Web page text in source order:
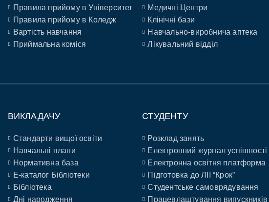
Правила прийому в Університет
Правила прийому в Коледж
Вартість навчання
Приймальна коміся
Медичні Центри
Клінічні бази
Навчально-виробнича аптека
Лікувальний відділ
ВИКЛАДАЧУ
Стандарти вищої освіти
Навчальні плани
Нормативна база
E-каталог Бібліотеки
Бібліотека
Дні народження
СТУДЕНТУ
Розклад занять
Електронний журнал успішності
Електронна освітня платформа
Підготовка до ЛІІ “Крок”
Студентське самоврядування
Працевлаштування випускників